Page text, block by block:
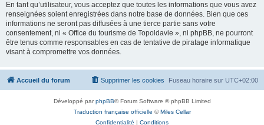
En tant qu’utilisateur, vous acceptez que toutes les informations que vous avez
renseignées soient enregistrées dans notre base de données. Bien que ces
informations ne seront pas diffusées à une tierce partie sans votre
consentement, ni « Office du tourisme de Topoldavie », ni phpBB, ne pourront
être tenus comme responsables en cas de tentative de piratage informatique
visant à compromettre vos données.
Accueil du forum Fuseau horaire sur UTC+02:00
Supprimer les cookies
Développé parphpBB® Forum Software © phpBB Limited
Traduction française officielle ©Miles Cellar
Confidentialité | Conditions